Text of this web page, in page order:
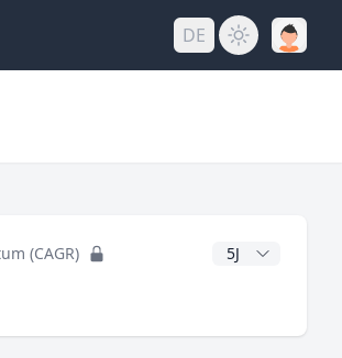
DE
(CAGR) CAGR Jahre